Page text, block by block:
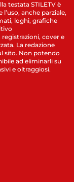
testata STILETV è
anche parziale,
loghi, grafiche
cover e
La redazione
sito. Non potendo
ad eliminarli su
e oltraggiosi.